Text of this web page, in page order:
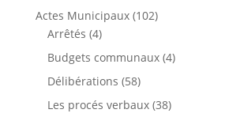
Actes Municipaux(102)
Arrêtés (4)
Budgets communaux(4)
Délibérations (58)
Les procés verbaux(38)